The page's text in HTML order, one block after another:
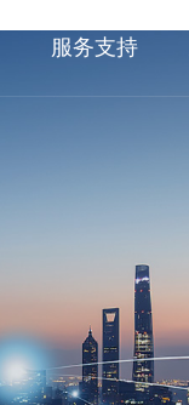
服务支持